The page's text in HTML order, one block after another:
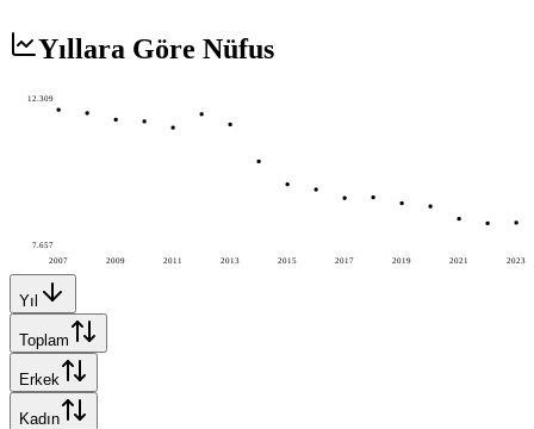
Yıllara Göre Nüfus
2007 2009 2011 2013 2015 2017 2019 2021 2023
12.309
7.657
Yıl
Toplam
Erkek
Kadın